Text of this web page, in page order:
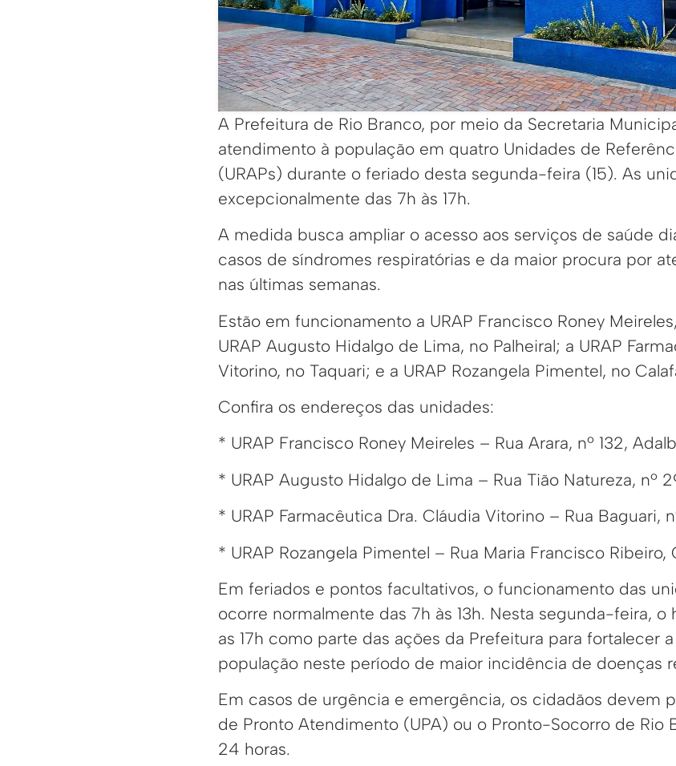
A Prefeitura de Rio Branco, por meio da Secretaria
atendimento à população em quatro Unidades de
(URAPs) durante o feriado desta segunda-feira (15). As
excepcionalmente das 7h às 17h.
A medida busca ampliar o acesso aos serviços de saúde
casos de síndromes respiratórias e da maior procura por
nas últimas semanas.
Estão em funcionamento a URAP Francisco Roney
URAP Augusto Hidalgo de Lima, no Palheiral; a URAP
Vitorino, no Taquari; e a URAP Rozangela Pimentel, no
Confira os endereços das unidades:
* URAP Francisco Roney Meireles – Rua Arara, nº 132,
* URAP Augusto Hidalgo de Lima – Rua Tião Natureza, nº
* URAP Farmacêutica Dra. Cláudia Vitorino – Rua Baguari,
* URAP Rozangela Pimentel – Rua Maria Francisco Ribeiro,
Em feriados e pontos facultativos, o funcionamento das
ocorre normalmente das 7h às 13h. Nesta segunda-feira, o
as 17h como parte das ações da Prefeitura para fortalecer
população neste período de maior incidência de doenças
Em casos de urgência e emergência, os cidadãos devem
de Pronto Atendimento (UPA) ou o Pronto-Socorro de Rio
24 horas.